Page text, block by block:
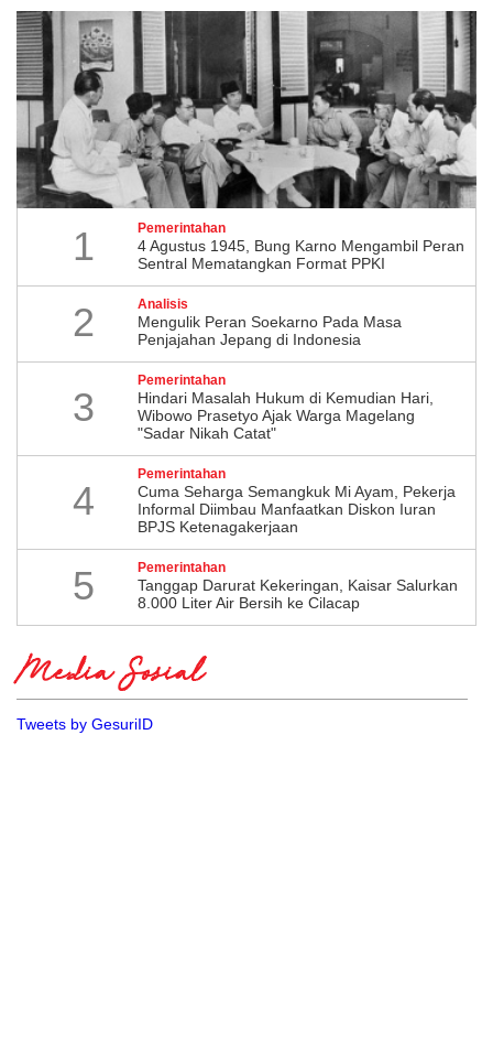
1 Pemerintahan
4 Agustus 1945, Bung Karno Mengambil Peran
Sentral Mematangkan Format PPKI
2 Analisis
Mengulik Peran Soekarno Pada Masa
Penjajahan Jepang di Indonesia
3
Pemerintahan
Hindari Masalah Hukum di Kemudian Hari,
Wibowo Prasetyo Ajak Warga Magelang
"Sadar Nikah Catat"
4
Pemerintahan
Cuma Seharga Semangkuk Mi Ayam, Pekerja
Informal Diimbau Manfaatkan Diskon Iuran
BPJS Ketenagakerjaan
5 Pemerintahan
Tanggap Darurat Kekeringan, Kaisar Salurkan
8.000 Liter Air Bersih ke Cilacap
Media Sosial
Tweets by GesuriID